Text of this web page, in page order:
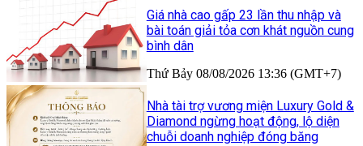
Giá nhà cao gấp 23 lần thu nhập và
bài toán giải tỏa cơn khát nguồn cung
bình dân
Thứ Bảy 08/08/2026 13:36 (GMT+7)
Nhà tài trợ vương miện Luxury Gold &
Diamond ngừng hoạt động, lộ diện
chuỗi doanh nghiệp đóng băng